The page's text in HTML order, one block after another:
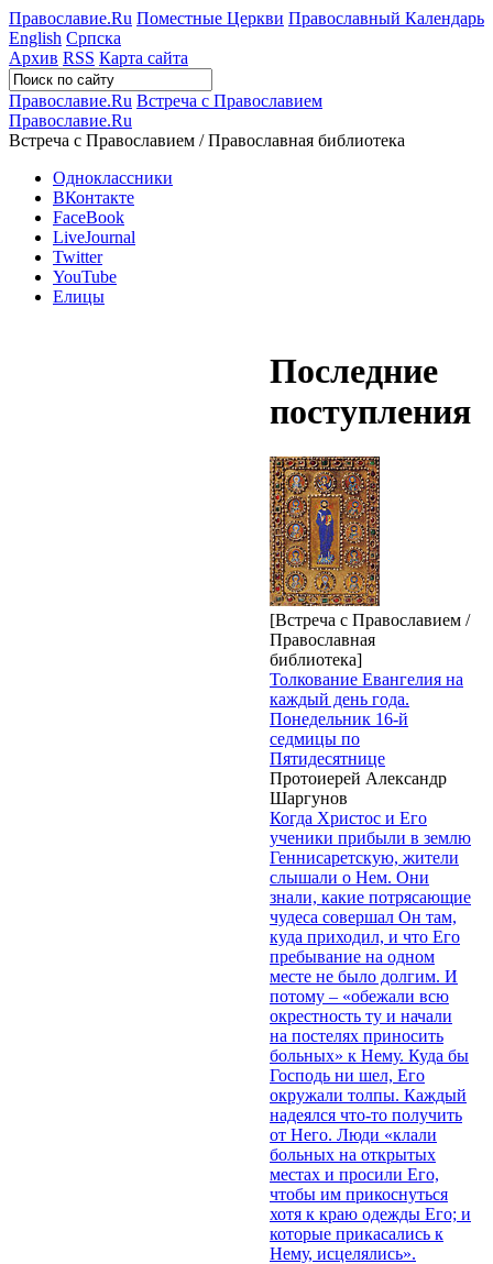
Православие.Ru Поместные Церкви Православный Календарь
English Српска
Архив RSS Карта сайта
Православие.Ru Встреча с Православием
Православие.Ru
Встреча с Православием / Православная библиотека
Одноклассники
ВКонтакте
FaceBook
LiveJournal
Twitter
YouTube
Елицы
Последние
поступления
[Встреча с Православием /
Православная
библиотека]
Толкование Евангелия на
каждый день года.
Понедельник 16-й
седмицы по
Пятидесятнице
Протоиерей Александр
Шаргунов
Когда Христос и Его
ученики прибыли в землю
Геннисаретскую, жители
слышали о Нем. Они
знали, какие потрясающие
чудеса совершал Он там,
куда приходил, и что Его
пребывание на одном
месте не было долгим. И
потому – «обежали всю
окрестность ту и начали
на постелях приносить
больных» к Нему. Куда бы
Господь ни шел, Его
окружали толпы. Каждый
надеялся что-то получить
от Него. Люди «клали
больных на открытых
местах и просили Его,
чтобы им прикоснуться
хотя к краю одежды Его; и
которые прикасались к
Нему, исцелялись».